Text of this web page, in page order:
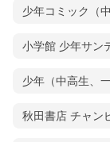
少年コミック（
小学館 少年サン
少年（中高生、
秋田書店 チャン